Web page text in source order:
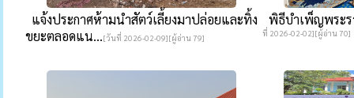
แจ้งประกาศห้ามนำสัตว์เลี้ยงมาปล่อยและทิ้ง
ขยะตลอดแน...[วันที่ 2026-02-09][ผู้อ่าน 79]
พิธีบำเพ็ญพระร
ที่ 2026-02-02][ผู้อ่าน 70]